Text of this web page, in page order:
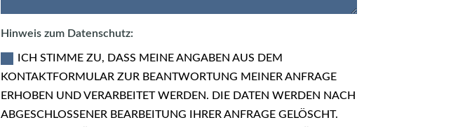
Hinweis zum Datenschutz:
ICH STIMME ZU, DASS MEINE ANGABEN AUS DEM
KONTAKTFORMULAR ZUR BEANTWORTUNG MEINER ANFRAGE
ERHOBEN UND VERARBEITET WERDEN. DIE DATEN WERDEN NACH
ABGESCHLOSSENER BEARBEITUNG IHRER ANFRAGE GELÖSCHT.